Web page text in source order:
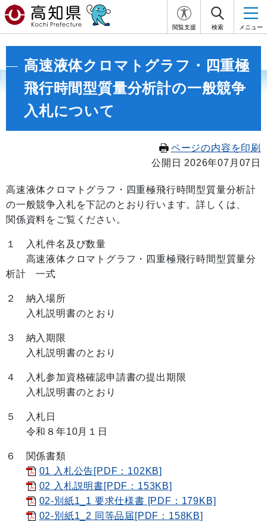
閲覧支援 検索 メニュー
高速液体クロマトグラフ・四重極
飛行時間型質量分析計の一般競争
入札について
ページの内容を印刷
公開日 2026年07月07日
高速液体クロマトグラフ・四重極飛行時間型質量分析計
の一般競争入札を下記のとおり行います。詳しくは、
関係資料をご覧ください。
１ 入札件名及び数量
高速液体クロマトグラフ・四重極飛行時間型質量分
析計 一式
２ 納入場所
入札説明書のとおり
３ 納入期限
入札説明書のとおり
４ 入札参加資格確認申請書の提出期限
入札説明書のとおり
５ 入札日
令和８年10月１日
６ 関係書類
01 入札公告[PDF：102KB]
02 入札説明書[PDF：153KB]
02-別紙1_1 要求仕様書 [PDF：179KB]
02-別紙1_2 同等品届[PDF：158KB]